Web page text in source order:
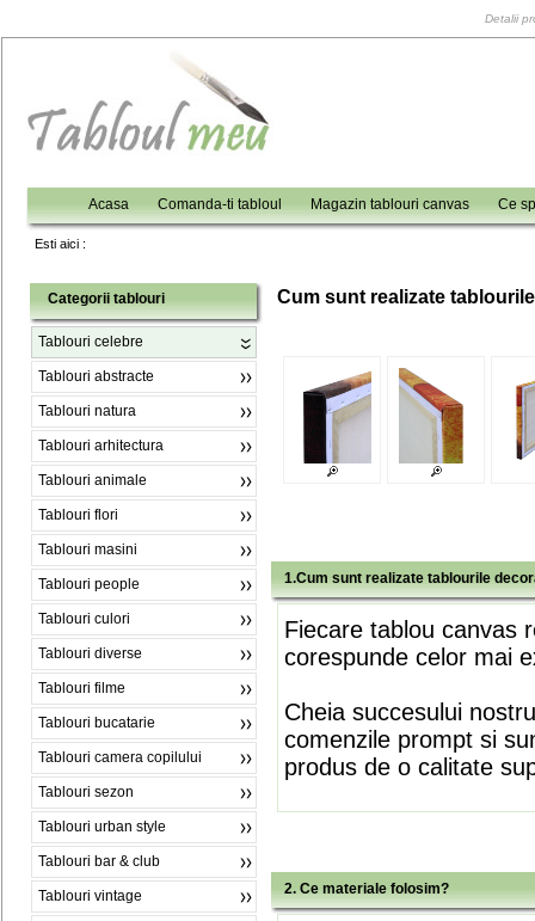
Detalii
Acasa Comanda-ti tabloul Magazin tablouri canvas Ce
Esti aici :
Categorii tablouri
Tablouri celebre
Tablouri abstracte
Tablouri natura
Tablouri arhitectura
Tablouri animale
Tablouri flori
Tablouri masini
Tablouri people
Tablouri culori
Tablouri diverse
Tablouri filme
Tablouri bucatarie
Tablouri camera copilului
Tablouri sezon
Tablouri urban style
Tablouri bar & club
Tablouri vintage
Cum sunt realizate
1.Cum sunt realizate tablourile
Fiecare tablou canvas
corespunde celor mai
Cheia succesului
comenzile prompt si
produs de o calitate
2. Ce materiale folosim?